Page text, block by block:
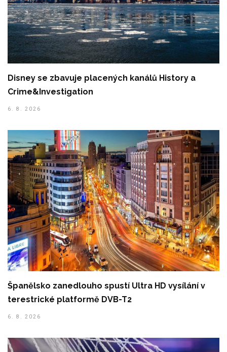
Disney se zbavuje placených kanálů History a
Crime&Investigation
6. 8. 2026
Španělsko zanedlouho spustí Ultra HD vysílání v
terestrické platformě DVB-T2
6. 8. 2026